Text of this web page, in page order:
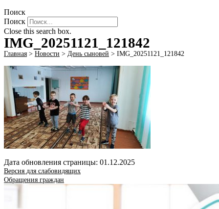
Поиск
Поиск
Close this search box.
IMG_20251121_121842
Главная > Новости > День сыновей > IMG_20251121_121842
Дата обновления страницы: 01.12.2025
Версия для слабовидящих
Обращения граждан